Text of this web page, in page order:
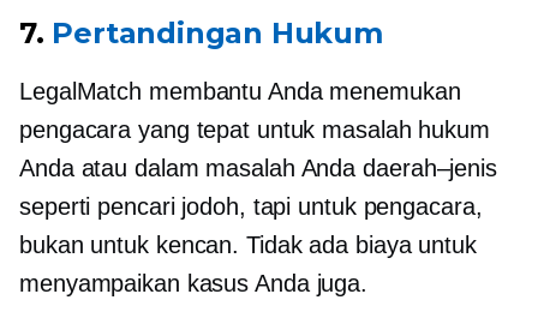
7. Pertandingan Hukum
LegalMatch membantu Anda menemukan
pengacara yang tepat untuk masalah hukum
Anda atau dalam masalah Andadaerah–jenis
seperti pencari jodoh, tapi untuk pengacara,
bukan untuk kencan. Tidak ada biaya untuk
menyampaikan kasus Anda juga.